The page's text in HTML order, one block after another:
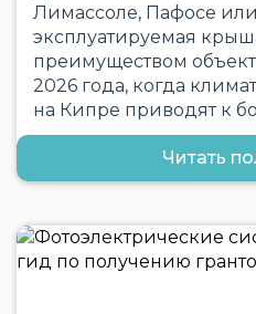
Лимассоле, Пафосе
эксплуатируемая
преимуществом
2026 года, когда
на Кипре приводят к
Читать